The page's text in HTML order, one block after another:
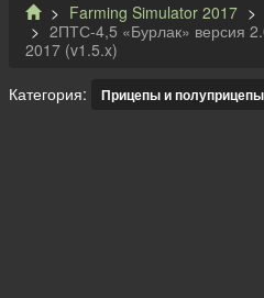
Farming Simulator 2017
2ПТС-4,5 «Бурлак» версия
2017 (v1.5.x)
Категория: Прицепы и полуприцепы